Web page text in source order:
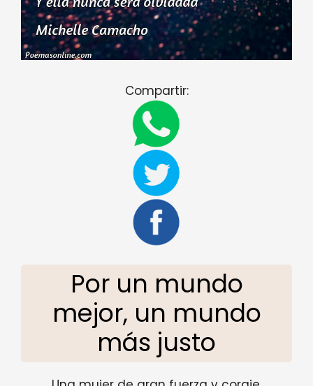
Compartir:
Por un mundo
mejor, un mundo
más justo